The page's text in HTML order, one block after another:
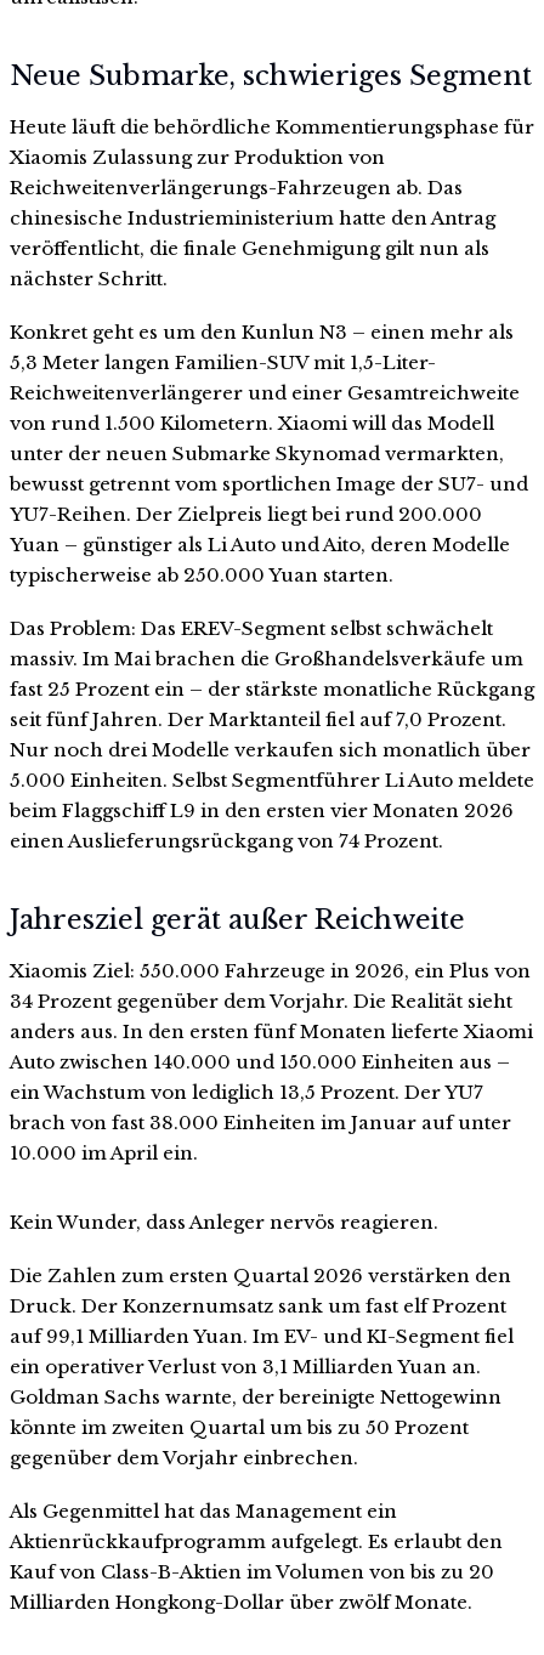
Neue Submarke, schwieriges Segment
Heute läuft die behördliche Kommentierungsphase für
Xiaomis Zulassung zur Produktion von
Reichweitenverlängerungs-Fahrzeugen ab. Das
chinesische Industrieministerium hatte den Antrag
veröffentlicht, die finale Genehmigung gilt nun als
nächster Schritt.
Konkret geht es um den Kunlun N3 – einen mehr als
5,3 Meter langen Familien-SUV mit 1,5-Liter-
Reichweitenverlängerer und einer Gesamtreichweite
von rund 1.500 Kilometern. Xiaomi will das Modell
unter der neuen Submarke Skynomad vermarkten,
bewusst getrennt vom sportlichen Image der SU7- und
YU7-Reihen. Der Zielpreis liegt bei rund 200.000
Yuan – günstiger als Li Auto und Aito, deren Modelle
typischerweise ab 250.000 Yuan starten.
Das Problem: Das EREV-Segment selbst schwächelt
massiv. Im Mai brachen die Großhandelsverkäufe um
fast 25 Prozent ein – der stärkste monatliche Rückgang
seit fünf Jahren. Der Marktanteil fiel auf 7,0 Prozent.
Nur noch drei Modelle verkaufen sich monatlich über
5.000 Einheiten. Selbst Segmentführer Li Auto meldete
beim Flaggschiff L9 in den ersten vier Monaten 2026
einen Auslieferungsrückgang von 74 Prozent.
Jahresziel gerät außer Reichweite
Xiaomis Ziel: 550.000 Fahrzeuge in 2026, ein Plus von
34 Prozent gegenüber dem Vorjahr. Die Realität sieht
anders aus. In den ersten fünf Monaten lieferte Xiaomi
Auto zwischen 140.000 und 150.000 Einheiten aus –
ein Wachstum von lediglich 13,5 Prozent. Der YU7
brach von fast 38.000 Einheiten im Januar auf unter
10.000 im April ein.
Kein Wunder, dass Anleger nervös reagieren.
Die Zahlen zum ersten Quartal 2026 verstärken den
Druck. Der Konzernumsatz sank um fast elf Prozent
auf 99,1 Milliarden Yuan. Im EV- und KI-Segment fiel
ein operativer Verlust von 3,1 Milliarden Yuan an.
Goldman Sachs warnte, der bereinigte Nettogewinn
könnte im zweiten Quartal um bis zu 50 Prozent
gegenüber dem Vorjahr einbrechen.
Als Gegenmittel hat das Management ein
Aktienrückkaufprogramm aufgelegt. Es erlaubt den
Kauf von Class-B-Aktien im Volumen von bis zu 20
Milliarden Hongkong-Dollar über zwölf Monate.